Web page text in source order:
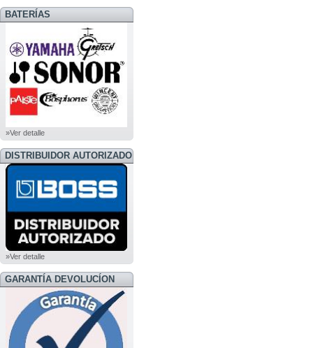
BATERÍAS
»Ver detalle
DISTRIBUIDOR AUTORIZADO
BOSS
»Ver detalle
GARANTÍA DEVOLUCÍON